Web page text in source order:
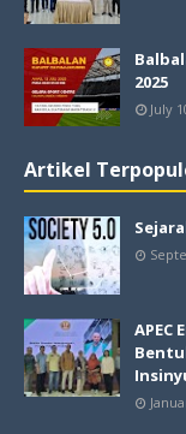
2025
July
Artikel